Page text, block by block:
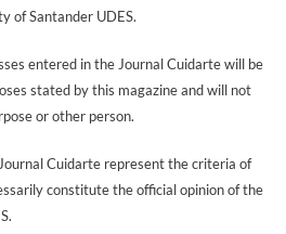
of Santander UDES.
entered in the Journal Cuidarte will be
stated by this magazine and will not
or other person.
Cuidarte represent the criteria of
constitute the official opinion of the